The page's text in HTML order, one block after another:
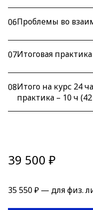
06Проблемы во
07Итоговая практика
08Итого на курс 24
практика – 10 ч (42
39 500 ₽
35 550 ₽ — для физ.